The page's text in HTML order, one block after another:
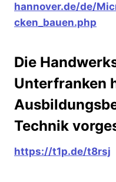
hannover.de/de/
cken_bauen.php
Die
Unterfranken
Technik
https://t1p.de/t8rsj